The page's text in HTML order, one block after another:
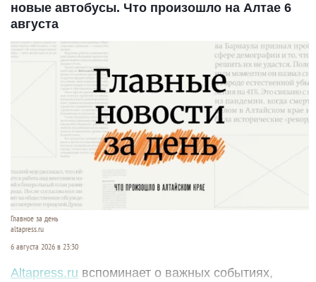
новые автобусы. Что произошло на Алтае 6
августа
Главное за день
altapress.ru
6 августа 2026 в 23:30
Altapress.ru вспоминает о важных событиях,